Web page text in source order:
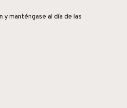
y manténgase al día de las